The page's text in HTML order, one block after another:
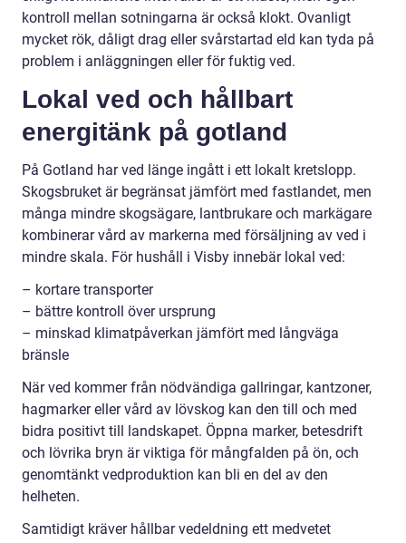
kontroll mellan sotningarna är också klokt. Ovanligt
mycket rök, dåligt drag eller svårstartad eld kan tyda på
problem i anläggningen eller för fuktig ved.
Lokal ved och hållbart
energitänk på gotland
På Gotland har ved länge ingått i ett lokalt kretslopp.
Skogsbruket är begränsat jämfört med fastlandet, men
många mindre skogsägare, lantbrukare och markägare
kombinerar vård av markerna med försäljning av ved i
mindre skala. För hushåll i Visby innebär lokal ved:
– kortare transporter
– bättre kontroll över ursprung
– minskad klimatpåverkan jämfört med långväga
bränsle
När ved kommer från nödvändiga gallringar, kantzoner,
hagmarker eller vård av lövskog kan den till och med
bidra positivt till landskapet. Öppna marker, betesdrift
och lövrika bryn är viktiga för mångfalden på ön, och
genomtänkt vedproduktion kan bli en del av den
helheten.
Samtidigt kräver hållbar vedeldning ett medvetet